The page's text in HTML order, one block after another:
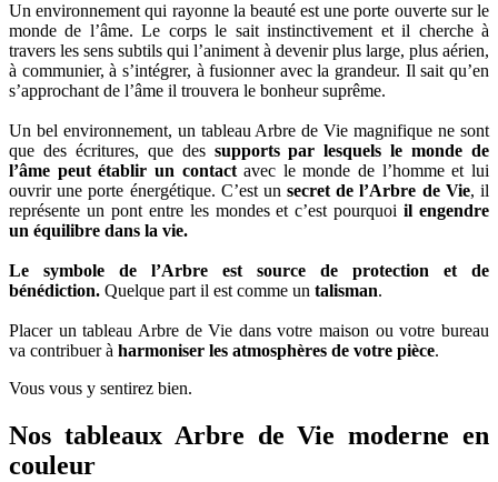
Un environnement qui rayonne la beauté est une porte ouverte sur le
monde de l’âme. Le corps le sait instinctivement et il cherche à
travers les sens subtils qui l’animent à devenir plus large, plus aérien,
à communier, à s’intégrer, à fusionner avec la grandeur. Il sait qu’en
s’approchant de l’âme il trouvera le bonheur suprême.
Un bel environnement, un tableau Arbre de Vie magnifique ne sont
que des écritures, que des supports par lesquels le monde de
l’âme peut établir un contactavec le monde de l’homme et lui
ouvrir une porte énergétique. C’est un secret de l’Arbre de Vie, il
représente un pont entre les mondes et c’est pourquoiil engendre
un équilibre dans la vie.
Le symbole de l’Arbre est source de protection et de
bénédiction. Quelque part il est comme un talisman.
Placer un tableau Arbre de Vie dans votre maison ou votre bureau
va contribuer à harmoniser les atmosphères de votre pièce.
Vous vous y sentirez bien.
Nos tableaux Arbre de Vie moderne en
couleur